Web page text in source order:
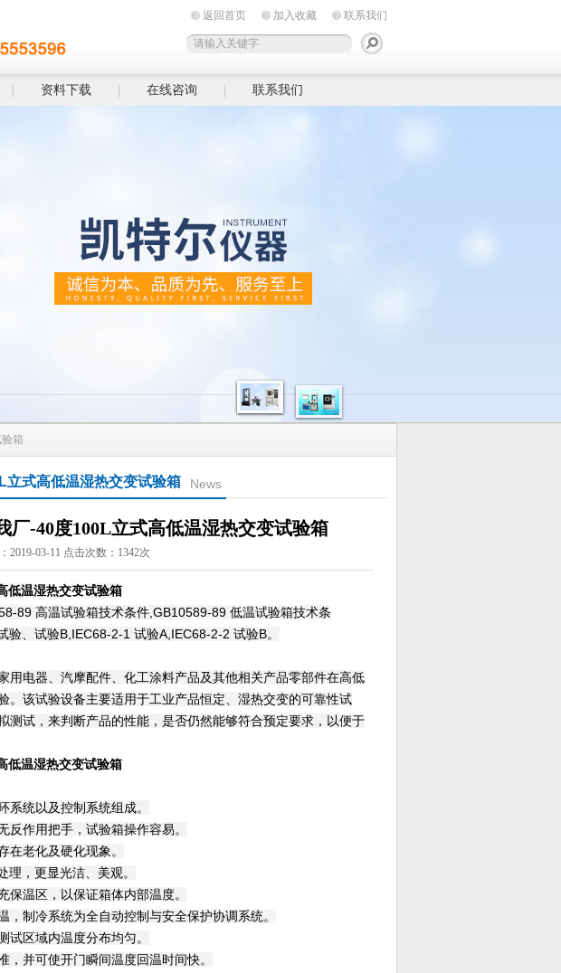
返回首页 加入收藏 联系我们
资料下载 在线咨询 联系我们
箱
立式高低温湿热交变试验箱 News
厂-40度100L立式高低温湿热交变试验箱
2019-03-11 点击次数：1342次
低温湿热交变试验箱
89 高温试验箱技术条件,GB10589-89 低温试验箱技术条
、试验B,IEC68-2-1 试验A,IEC68-2-2 试验B。
用电器、汽摩配件、化工涂料产品及其他相关产品零部件在高低
。该试验设备主要适用于工业产品恒定、湿热交变的可靠性试
测试，来判断产品的性能，是否仍然能够符合预定要求，以便于
低温湿热交变试验箱
统以及控制系统组成。
作用把手，试验箱操作容易。
在老化及硬化现象。
，更显光洁、美观。
温区，以保证箱体内部温度。
制冷系统为全自动控制与安全保护协调系统。
区域内温度分布均匀。
并可使开门瞬间温度回温时间快。